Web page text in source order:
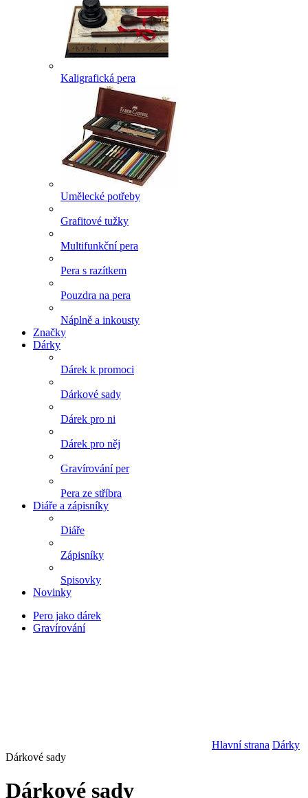
Kaligrafická pera
Umělecké potřeby
Grafitové tužky
Multifunkční pera
Pera s razítkem
Pouzdra na pera
Náplně a inkousty
Značky
Dárky
Dárek k promoci
Dárkové sady
Dárek pro ni
Dárek pro něj
Gravírování per
Pera ze stříbra
Diáře a zápisníky
Diáře
Zápisníky
Spisovky
Novinky
Pero jako dárek
Gravírování
Hlavní strana Dárky
Dárkové sady
Dárkové sady